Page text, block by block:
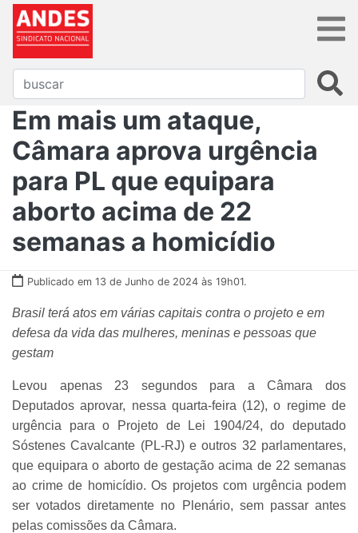
Em mais um ataque,
Câmara aprova urgência
para PL que equipara
aborto acima de 22
semanas a homicídio
Publicado em 13 de Junho de 2024 às 19h01.
Brasil terá atos em várias capitais contra o projeto e em
defesa da vida das mulheres, meninas e pessoas que
gestam
Levou apenas 23 segundos para a Câmara dos
Deputados aprovar, nessa quarta-feira (12), o regime de
urgência para o Projeto de Lei 1904/24, do deputado
Sóstenes Cavalcante (PL-RJ) e outros 32 parlamentares,
que equipara o aborto de gestação acima de 22 semanas
ao crime de homicídio. Os projetos com urgência podem
ser votados diretamente no Plenário, sem passar antes
pelas comissões da Câmara.